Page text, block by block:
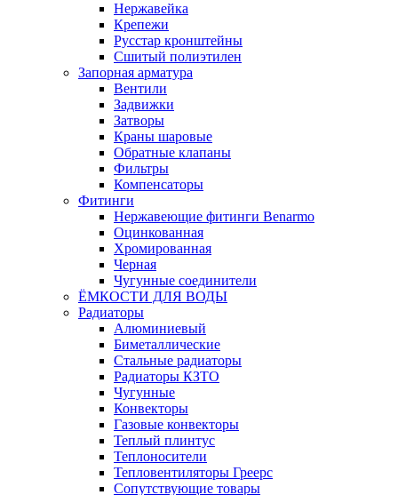
Нержавейка
Крепежи
Русстар кронштейны
Сшитый полиэтилен
Запорная арматура
Вентили
Задвижки
Затворы
Краны шаровые
Обратные клапаны
Фильтры
Компенсаторы
Фитинги
Нержавеющие фитинги Benarmo
Оцинкованная
Хромированная
Черная
Чугунные соединители
ЁМКОСТИ ДЛЯ ВОДЫ
Радиаторы
Алюминиевый
Биметаллические
Стальные радиаторы
Радиаторы КЗТО
Чугунные
Конвекторы
Газовые конвекторы
Теплый плинтус
Теплоносители
Тепловентиляторы Греерс
Сопутствующие товары